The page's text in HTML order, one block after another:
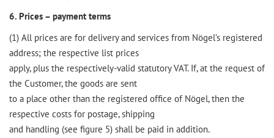
6. Prices – payment terms
(1) All prices are for delivery and services from Nögel’s registered
address; the respective list prices
apply, plus the respectively-valid statutory VAT. If, at the request of
the Customer, the goods are sent
to a place other than the registered office of Nögel, then the
respective costs for postage, shipping
and handling (see figure 5) shall be paid in addition.